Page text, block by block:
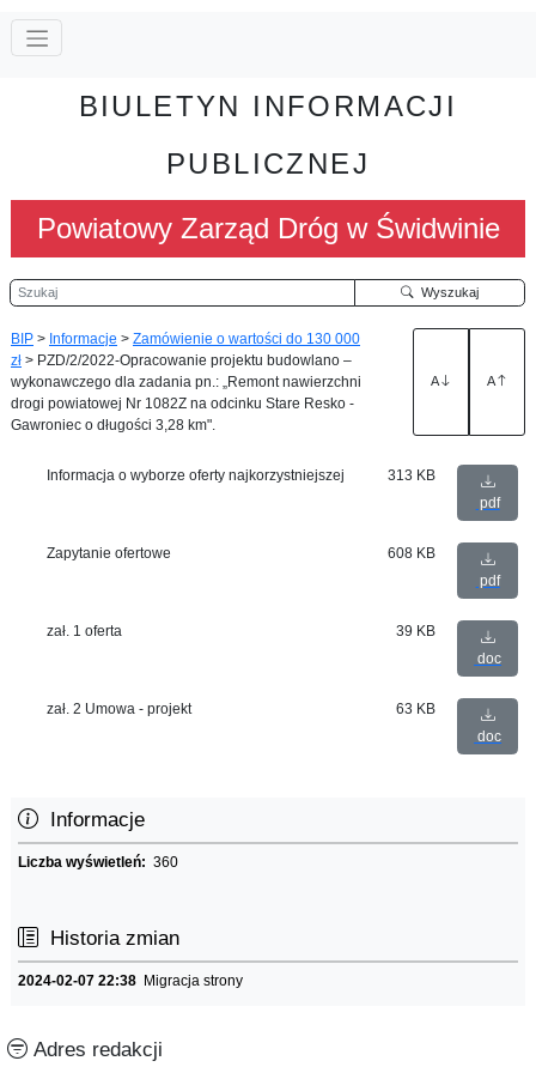
BIULETYN INFORMACJI
PUBLICZNEJ
Powiatowy Zarząd Dróg w Świdwinie
Szukaj Wyszukaj
BIP > Informacje > Zamówienie o wartości do 130 000
zł > PZD/2/2022-Opracowanie projektu budowlano –
wykonawczego dla zadania pn.: „Remont nawierzchni
drogi powiatowej Nr 1082Z na odcinku Stare Resko -
Gawroniec o długości 3,28 km".
A A
Informacja o wyborze oferty najkorzystniejszej
313 KB
pdf
Zapytanie ofertowe
608 KB
pdf
zał. 1 oferta
39 KB
doc
zał. 2 Umowa - projekt
63 KB
doc
Informacje
Liczba wyświetleń: 360
Historia zmian
2024-02-07 22:38 Migracja strony
Adres redakcji